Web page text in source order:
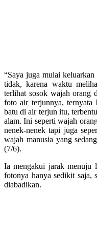
“Saya juga mulai keluarkan
tidak, karena waktu
terlihat sosok wajah orang
foto air terjunnya, ternyata
batu di air terjun itu,
alam. Ini seperti wajah
nenek-nenek tapi juga
wajah manusia yang
(7/6).
Ia mengakui jarak menuju
fotonya hanya sedikit saja,
diabadikan.